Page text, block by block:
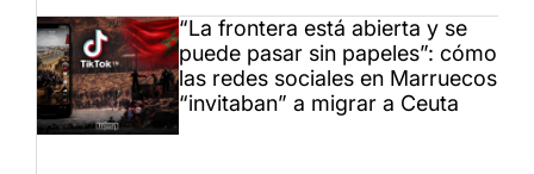
“La frontera está abierta y se
puede pasar sin papeles”: cómo
las redes sociales en Marruecos
“invitaban” a migrar a Ceuta